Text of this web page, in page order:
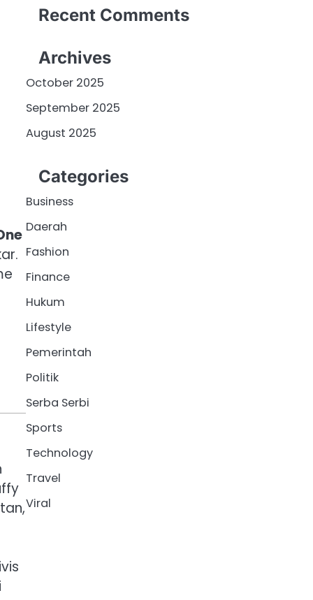
Recent Comments
Archives
October 2025
September 2025
August 2025
Categories
Business
Daerah
Fashion
Finance
Hukum
Lifestyle
Pemerintah
Politik
Serba Serbi
Sports
Technology
Travel
Viral